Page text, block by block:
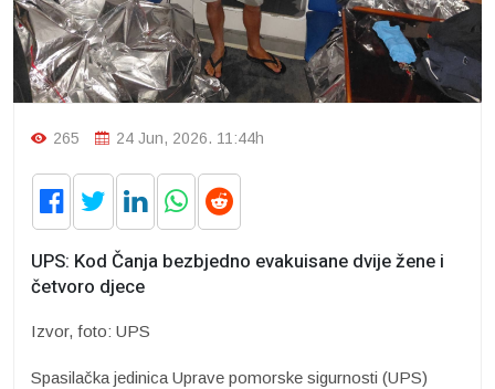
265 24 Jun, 2026. 11:44h
UPS: Kod Čanja bezbjedno evakuisane dvije žene i
četvoro djece
Izvor, foto: UPS
Spasilačka jedinica Uprave pomorske sigurnosti (UPS)